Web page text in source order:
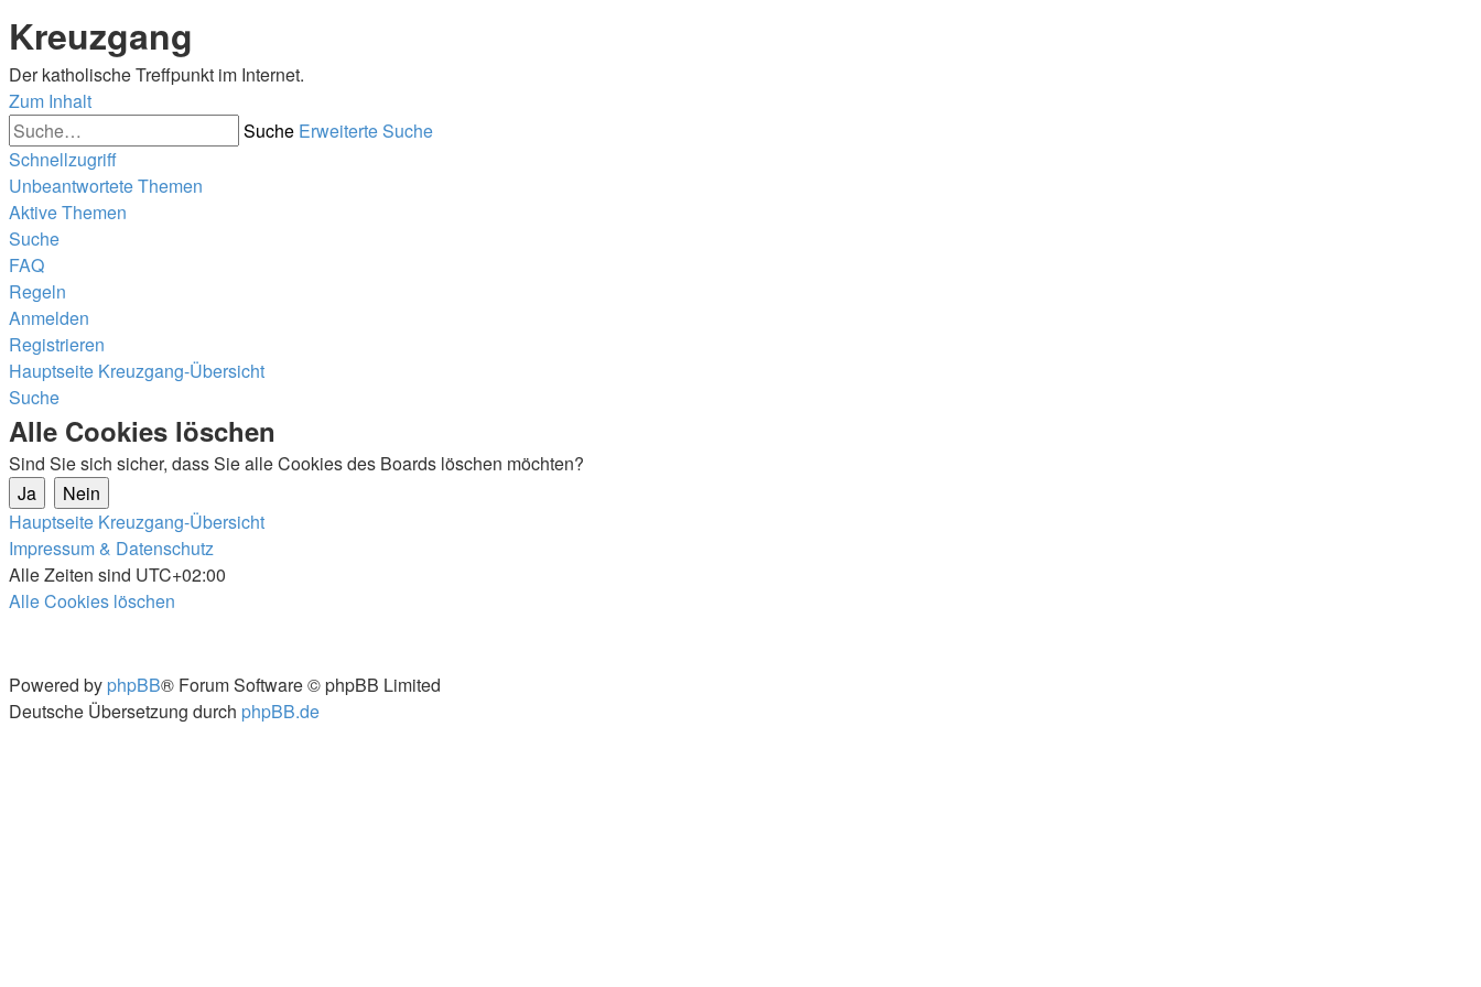
Kreuzgang
Der katholische Treffpunkt im Internet.
Zum Inhalt
Suche Erweiterte Suche
Schnellzugriff
Unbeantwortete Themen
Aktive Themen
Suche
FAQ
Regeln
Anmelden
Registrieren
Hauptseite Kreuzgang-Übersicht
Suche
Alle Cookies löschen
Sind Sie sich sicher, dass Sie alle Cookies des Boards löschen möchten?
Hauptseite Kreuzgang-Übersicht
Impressum & Datenschutz
Alle Zeiten sind UTC+02:00
Alle Cookies löschen
Powered by phpBB® Forum Software © phpBB Limited
Deutsche Übersetzung durch phpBB.de